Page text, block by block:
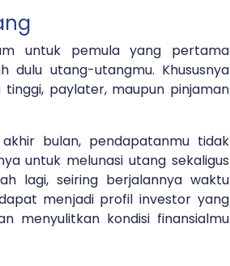
untuk pemula yang pertama
dulu utang-utangmu. Khususnya
paylater, maupun pinjaman
bulan, pendapatanmu tidak
untuk melunasi utang sekaligus
lagi, seiring berjalannya waktu
menjadi profil investor yang
menyulitkan kondisi finansialmu